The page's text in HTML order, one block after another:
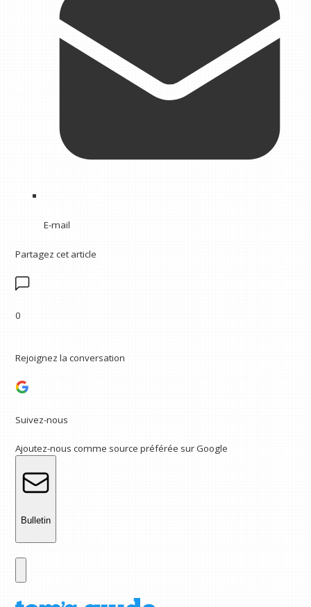
E-mail
Partagez cet article
0
Rejoignez la conversation
Suivez-nous
Ajoutez-nous comme source préférée sur Google
Bulletin